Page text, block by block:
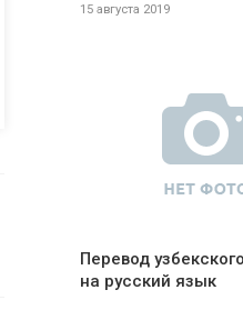
15 августа 2019
Перевод
на русский язык